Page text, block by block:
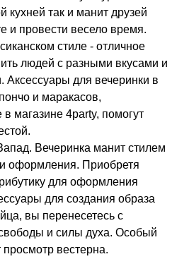
кухней так и манит друзей
и провести весело время.
стиле - отличное
людей с разными вкусами и
Аксессуары для вечеринки в
и маракасов,
магазине 4party, помогут
Вечеринка манит стилем
оформления. Приобретя
для оформления
для создания образа
вы перенесетесь с
и силы духа. Особый
просмотр вестерна.